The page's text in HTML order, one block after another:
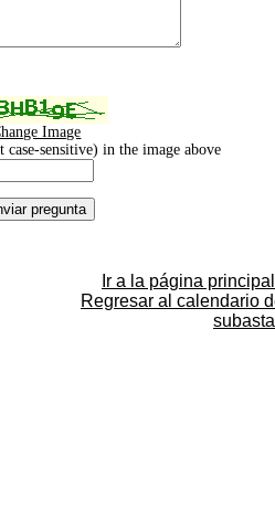
Image
case-sensitive) in the image above
Ir a la página principal
Regresar al calendario